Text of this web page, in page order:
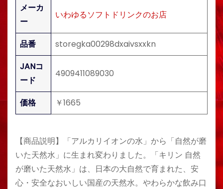
メーカ
ー
いわゆるソフトドリンクのお店
品番
storegka00298dxaivsxxkn
JANコ
ード
4909411089030
価格 ￥1665
【商品説明】「アルカリイオンの水」から「自然が磨
いた天然水」に生まれ変わりました。「キリン 自然
が磨いた天然水」は、日本の大自然で育まれた、安
心・安全なおいしい国産の天然水。やわらかな飲み口